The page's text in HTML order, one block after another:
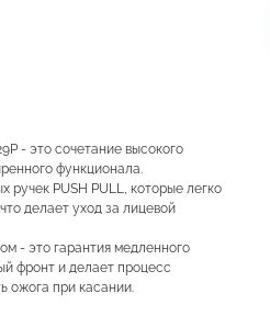
- это сочетание высокого
функционала.
PUSH PULL, которые легко
делает уход за лицевой
- это гарантия медленного
фронт и делает процесс
ожога при касании.